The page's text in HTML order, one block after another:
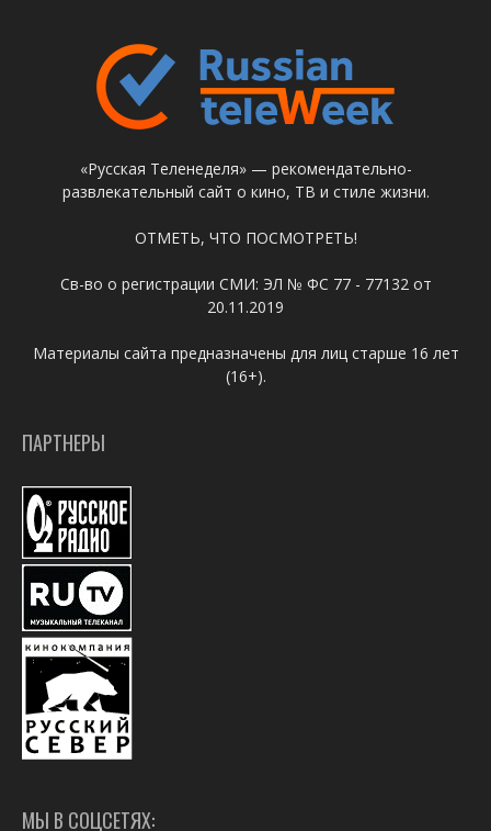
«Русская Теленеделя» — рекомендательно-
развлекательный сайт о кино, ТВ и стиле жизни.
ОТМЕТЬ, ЧТО ПОСМОТРЕТЬ!
Св-во о регистрации СМИ: ЭЛ № ФС 77 - 77132 от
20.11.2019
Материалы сайта предназначены для лиц старше 16 лет
(16+).
ПАРТНЕРЫ
МЫ В СОЦСЕТЯХ: